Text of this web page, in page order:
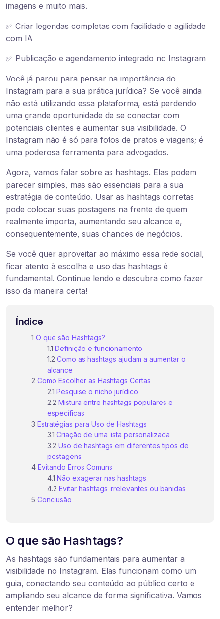
imagens e muito mais.
✅ Criar legendas completas com facilidade e agilidade
com IA
✅ Publicação e agendamento integrado no Instagram
Você já parou para pensar na importância do
Instagram para a sua prática jurídica? Se você ainda
não está utilizando essa plataforma, está perdendo
uma grande oportunidade de se conectar com
potenciais clientes e aumentar sua visibilidade. O
Instagram não é só para fotos de pratos e viagens; é
uma poderosa ferramenta para advogados.
Agora, vamos falar sobre as hashtags. Elas podem
parecer simples, mas são essenciais para a sua
estratégia de conteúdo. Usar as hashtags corretas
pode colocar suas postagens na frente de quem
realmente importa, aumentando seu alcance e,
consequentemente, suas chances de negócios.
Se você quer aproveitar ao máximo essa rede social,
ficar atento à escolha e uso das hashtags é
fundamental. Continue lendo e descubra como fazer
isso da maneira certa!
Índice
O que são Hashtags?
Definição e funcionamento
Como as hashtags ajudam a aumentar o
alcance
Como Escolher as Hashtags Certas
Pesquise o nicho jurídico
Mistura entre hashtags populares e
específicas
Estratégias para Uso de Hashtags
Criação de uma lista personalizada
Uso de hashtags em diferentes tipos de
postagens
Evitando Erros Comuns
Não exagerar nas hashtags
Evitar hashtags irrelevantes ou banidas
Conclusão
O que são Hashtags?
As hashtags são fundamentais para aumentar a
visibilidade no Instagram. Elas funcionam como um
guia, conectando seu conteúdo ao público certo e
ampliando seu alcance de forma significativa. Vamos
entender melhor?